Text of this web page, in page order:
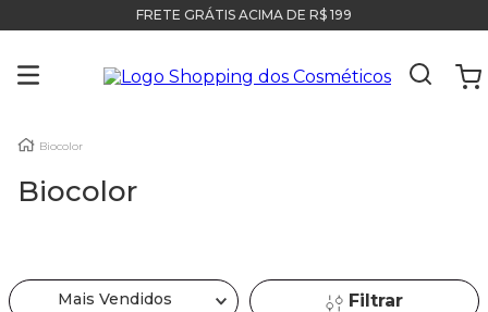
FRETE GRÁTIS ACIMA DE R$ 199
Biocolor
Biocolor
Mais Vendidos Filtrar